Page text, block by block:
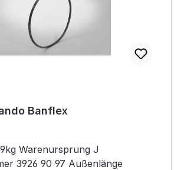
Banflex
Warenursprung J
3926 90 97 Außenlänge